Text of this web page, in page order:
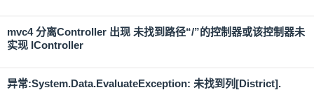
mvc4 分离Controller 出现 未找到路径“/”的控制器或该控制器未
实现 IController
异常:System.Data.EvaluateException: 未找到列[District].